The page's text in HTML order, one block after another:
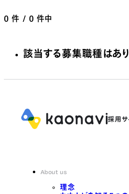
0 件 / 0 件中
該当する募集職種はあり
About us
理念